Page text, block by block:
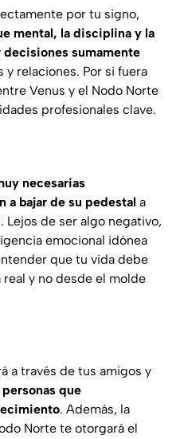
por tu signo,
mental, la disciplina y la
sumamente
y relaciones. Por si fuera
Venus y el Nodo Norte
profesionales clave.
necesarias
a bajar de su pedestal a
Lejos de ser algo negativo,
emocional idónea
que tu vida debe
y no desde el molde
a través de tus amigos y
personas que
. Además, la
Norte te otorgará el